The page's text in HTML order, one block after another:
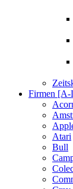
Firmen
Atari
Bull